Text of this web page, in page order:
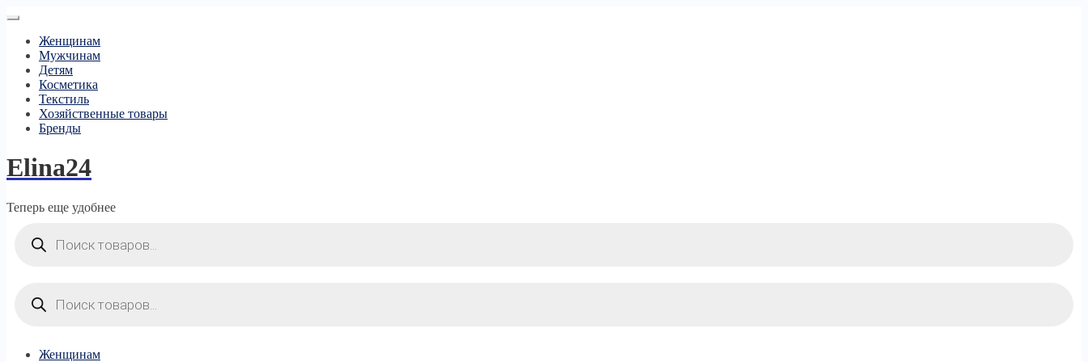
Женщинам
Мужчинам
Детям
Косметика
Текстиль
Хозяйственные товары
Бренды
Elina24
Теперь еще удобнее
товаров
товаров
Женщинам